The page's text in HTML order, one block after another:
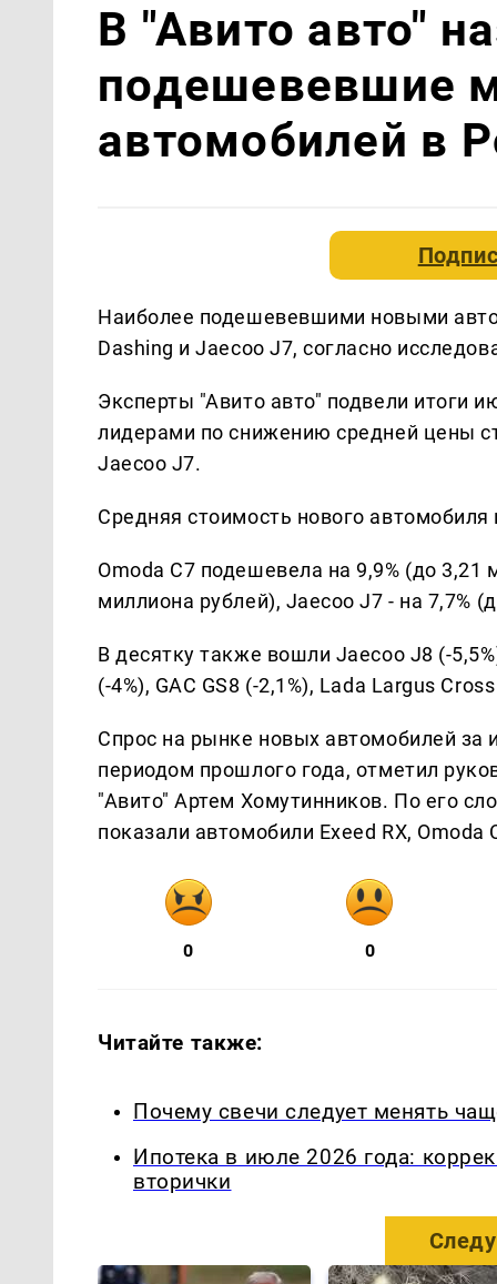
В "Авито авто"
подешевевшие
автомобилей в
Наиболее подешевевшими новыми
Dashing и Jaecoo J7, согласно
Эксперты "Авито авто" подвели итоги
лидерами по снижению средней цены
Jaecoo J7.
Средняя стоимость нового
Omoda C7 подешевела на 9,9% (до 3,21
миллиона рублей), Jaecoo J7 - на 7,7%
В десятку также вошли Jaecoo J8 (-
(-4%), GAC GS8 (-2,1%), Lada Largus
Спрос на рынке новых автомобилей за
периодом прошлого года, отметил
"Авито" Артем Хомутинников. По его
показали автомобили Exeed RX, Omoda
0 0
Читайте также:
Почему свечи следует менять
Ипотека в июле 2026 года:
вторички